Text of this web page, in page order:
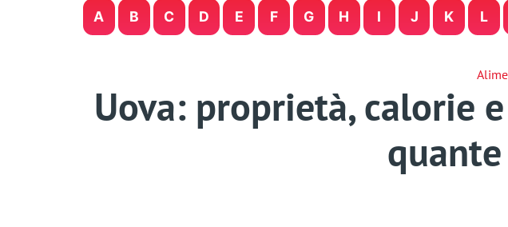
A B C D E F G H I J K L
Uova: proprietà, calorie